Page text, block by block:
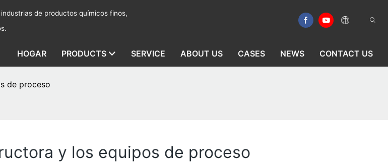
de productos químicos finos,
HOGAR PRODUCTS SERVICE ABOUT US CASES NEWS CONTACT US
de proceso
y los equipos de proceso